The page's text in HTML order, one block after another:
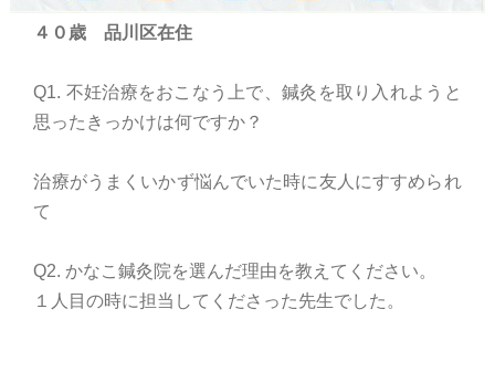
４０歳 品川区在住
Q1. 不妊治療をおこなう上で、鍼灸を取り入れようと
思ったきっかけは何ですか？
治療がうまくいかず悩んでいた時に友人にすすめられ
て
Q2. かなこ鍼灸院を選んだ理由を教えてください。
１人目の時に担当してくださった先生でした。